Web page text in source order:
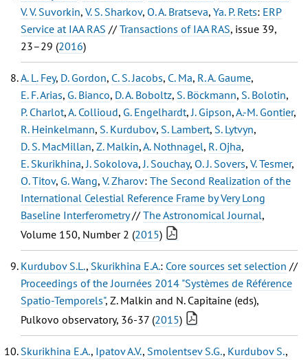
V. V. Suvorkin, V. S. Sharkov, O. A. Bratseva, Ya. P. Rets: ERP
Service at IAA RAS // Transactions of IAA RAS, issue 39,
23–29 (2016)
A. L. Fey, D. Gordon, C. S. Jacobs, C. Ma, R. A. Gaume,
E. F. Arias, G. Bianco, D. A. Boboltz, S. Böckmann, S. Bolotin,
P. Charlot,A. Collioud, G. Engelhardt, J. Gipson,A.-M. Gontier,
R. Heinkelmann, S. Kurdubov, S. Lambert, S. Lytvyn,
D. S. MacMillan, Z. Malkin,A. Nothnagel, R. Ojha,
E. Skurikhina, J. Sokolova, J. Souchay, O. J. Sovers, V. Tesmer,
O. Titov, G. Wang, V. Zharov: The Second Realization of the
International Celestial Reference Frame by Very Long
Baseline Interferometry// The Astronomical Journal,
Volume 150, Number 2 (2015)
Kurdubov S.L., Skurikhina E.A.: Core sources set selection //
Proceedings of the Journées 2014 "Systèmes de Référence
Spatio-Temporels", Z. Malkin and N. Capitaine (eds),
Pulkovo observatory, 36-37 (2015)
Skurikhina E.A., Ipatov A.V., Smolentsev S.G., Kurdubov S.,